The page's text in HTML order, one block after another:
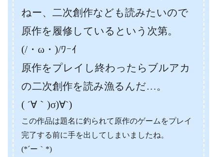
ねー、二次創作なども読みたいので
原作を履修しているという次第。
(/・ω・)/ﾜｰｲ
原作をプレイし終わったらブルアカ
の二次創作を読み漁るんだ…。
( ´∀｀)σ)∀`)
この作品は題名に釣られて原作のゲームをプレイ
完了する前に手を出してしまいましたね。
(*´ー｀*)